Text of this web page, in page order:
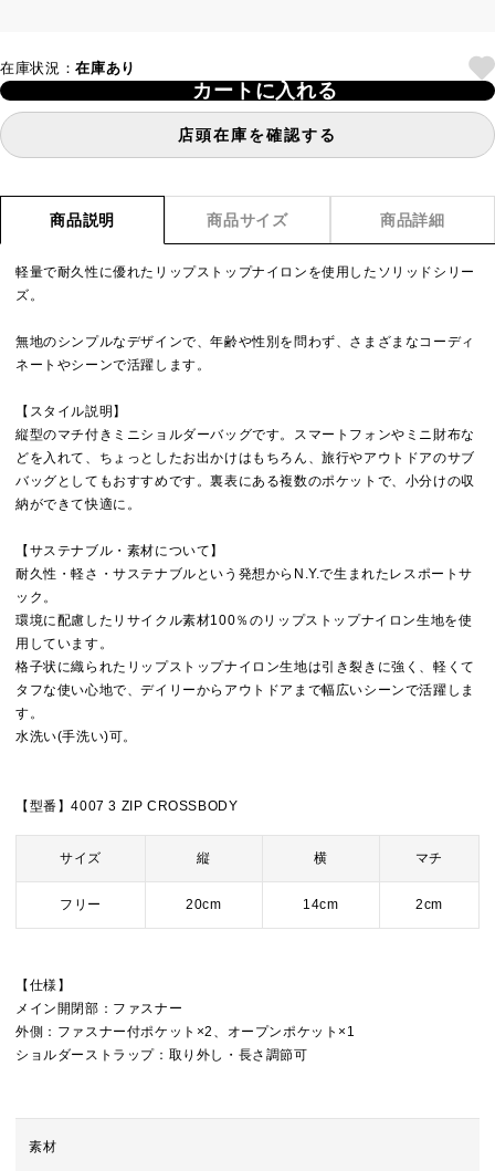
在庫状況：在庫あり
カートに入れる
店頭在庫を確認する
商品説明 商品サイズ 商品詳細
軽量で耐久性に優れたリップストップナイロンを使用したソリッドシリー
ズ。
無地のシンプルなデザインで、年齢や性別を問わず、さまざまなコーディ
ネートやシーンで活躍します。
【スタイル説明】
縦型のマチ付きミニショルダーバッグです。スマートフォンやミニ財布な
どを入れて、ちょっとしたお出かけはもちろん、旅行やアウトドアのサブ
バッグとしてもおすすめです。裏表にある複数のポケットで、小分けの収
納ができて快適に。
【サステナブル・素材について】
耐久性・軽さ・サステナブルという発想からN.Y.で生まれたレスポートサ
ック。
環境に配慮したリサイクル素材100％のリップストップナイロン生地を使
用しています。
格子状に織られたリップストップナイロン生地は引き裂きに強く、軽くて
タフな使い心地で、デイリーからアウトドアまで幅広いシーンで活躍しま
す。
水洗い(手洗い)可。
【型番】4007 3 ZIP CROSSBODY
サイズ 縦 横 マチ
フリー 20cm 14cm 2cm
【仕様】
メイン開閉部：ファスナー
外側：ファスナー付ポケット×2、オープンポケット×1
ショルダーストラップ：取り外し・長さ調節可
素材